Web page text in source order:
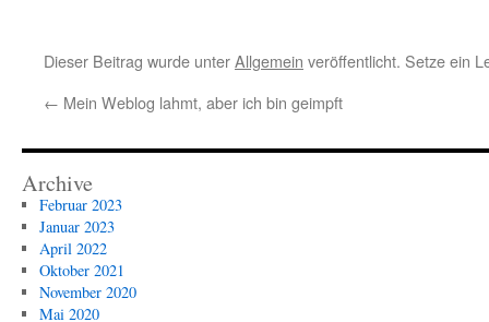
Dieser Beitrag wurde unterAllgemein veröffentlicht. Setze ein
← Mein Weblog lahmt, aber ich bin geimpft
Archive
Februar 2023
Januar 2023
April 2022
Oktober 2021
November 2020
Mai 2020